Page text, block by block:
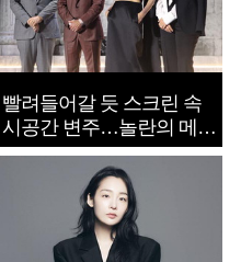
빨려들어갈 듯 스크린 속
시공간 변주…놀란의 메시
지는 ‘전쟁 속죄’